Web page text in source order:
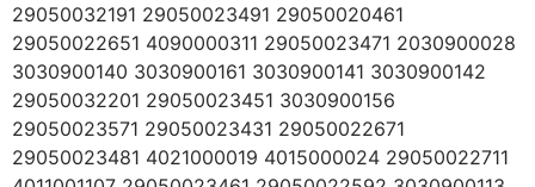
29050032191 29050023491 29050020461
29050022651 4090000311 29050023471 2030900028
3030900140 3030900161 3030900141 3030900142
29050032201 29050023451 3030900156
29050023571 29050023431 29050022671
29050023481 4021000019 4015000024 29050022711